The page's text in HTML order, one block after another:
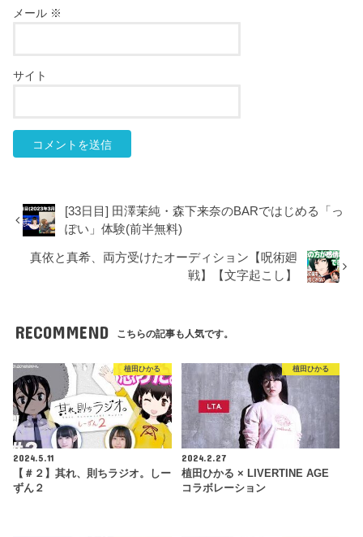
メール ※
サイト
[33日目] 田澤茉純・森下来奈のBARではじめる「っ
ぽい」体験(前半無料)
真依と真希、両方受けたオーディション【呪術廻
戦】【文字起こし】
RECOMMEND こちらの記事も人気です。
植田ひかる
2024.5.11
【＃２】其れ、則ちラジオ。しー
ずん２
植田ひかる
2024.2.27
植田ひかる × LIVERTINE AGE
コラボレーション